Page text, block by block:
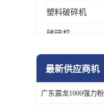
塑料破碎机
破碎机
强力粉碎机
最新供应商机